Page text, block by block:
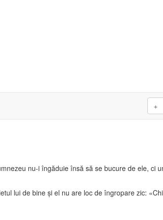
nu-i îngăduie însă să se bucure de ele, ci
lui de bine şi el nu are loc de îngropare zic: